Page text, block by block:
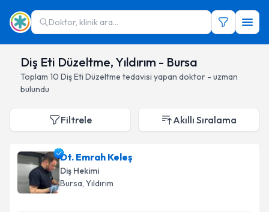
Doktor, klinik ara...
Diş Eti Düzeltme, Yıldırım - Bursa
Toplam 10 Diş Eti Düzeltme tedavisi yapan doktor - uzman
bulundu
Filtrele Akıllı Sıralama
Dt. Emrah Keleş
Diş Hekimi
Bursa, Yıldırım